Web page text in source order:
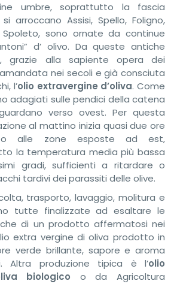
umbre, soprattutto la fascia
arroccano Assisi, Spello, Foligno,
Spoleto, sono ornate da continue
d’ olivo. Da queste antiche
grazie alla sapiente opera dei
nei secoli e già consciuta
l’olio extravergine d’oliva. Come
adagiati sulle pendici della catena
verso ovest. Per questa
al mattino inizia quasi due ore
alle zone esposte ad est,
la temperatura media più bassa
gradi, sufficienti a ritardare o
tardivi dei parassiti delle olive.
trasporto, lavaggio, molitura e
tutte finalizzate ad esaltare le
di un prodotto affermatosi nei
extra vergine di oliva prodotto in
verde brillante, sapore e aroma
Altra produzione tipica è l’olio
biologico o da Agricoltura